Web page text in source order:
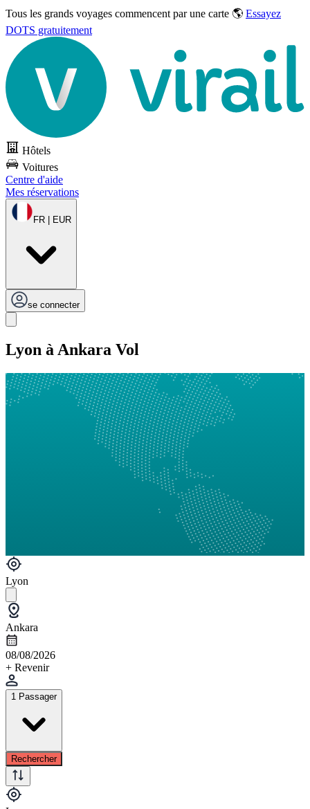
Tous les grands voyages commencent par une carte 🌎 Essayez
DOTS gratuitement
Hôtels
Voitures
Centre d'aide
Mes réservations
FR | EUR
se connecter
Lyon à Ankara Vol
Lyon
Ankara
08/08/2026
+ Revenir
1 Passager
Rechercher